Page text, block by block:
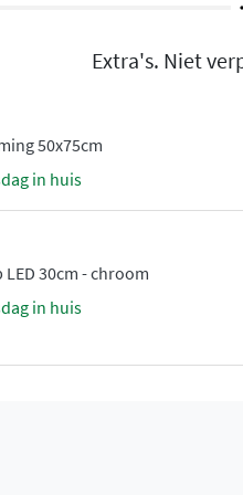
badkamer waarin
en stijlvolle eenvoud.
Extra's. Niet
50x75cm
in huis
30cm - chroom
in huis